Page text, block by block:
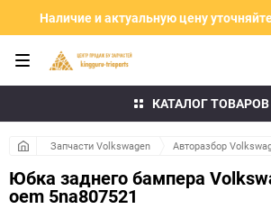
Наличие и актуальную цену
КАТАЛОГ ТОВАРОВ
Запчасти Volkswagen Авторазбор
Юбка заднего бампера
oem 5na807521